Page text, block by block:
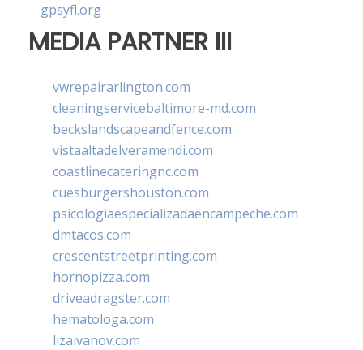
gpsyfl.org
MEDIA PARTNER III
vwrepairarlington.com
cleaningservicebaltimore-md.com
beckslandscapeandfence.com
vistaaltadelveramendi.com
coastlinecateringnc.com
cuesburgershouston.com
psicologiaespecializadaencampeche.com
dmtacos.com
crescentstreetprinting.com
hornopizza.com
driveadragster.com
hematologa.com
lizaivanov.com